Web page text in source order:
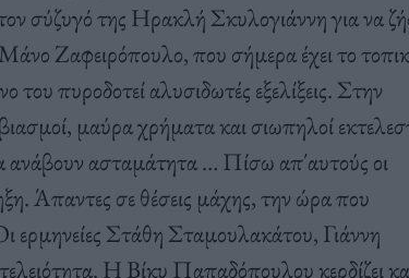
σύζυγό της Ηρακλή Σκυλογιάννη για να
Ζαφειρόπουλο, που σήμερα έχει το
πυροδοτεί αλυσιδωτές εξελίξεις. Στην
μαύρα χρήματα και σιωπηλοί
ανάβουν ασταμάτητα … Πίσω απ΄αυτούς οι
Άπαντες σε θέσεις μάχης, την ώρα που
ερμηνείες Στάθη Σταμουλακάτου, Γιάννη
Η Βίκυ Παπαδόπουλου κερδίζει